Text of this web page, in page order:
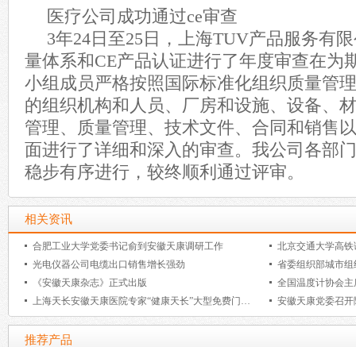
医疗公司成功通过ce审查
3年24日至25日，上海TUV产品服务有
量体系和CE产品认证进行了年度审查在为
小组成员严格按照国际标准化组织质量管
的组织机构和人员、厂房和设施、设备、
管理、质量管理、技术文件、合同和销售
面进行了详细和深入的审查。我公司各部
稳步有序进行，较终顺利通过评审。
相关资讯
合肥工业大学党委书记俞到安徽天康调研工作
光电仪器公司电缆出口销售增长强劲
《安徽天康杂志》正式出版
全国温度计协会
上海天长安徽天康医院专家“健康天长”大型免费门诊活动暨“上海
推荐产品